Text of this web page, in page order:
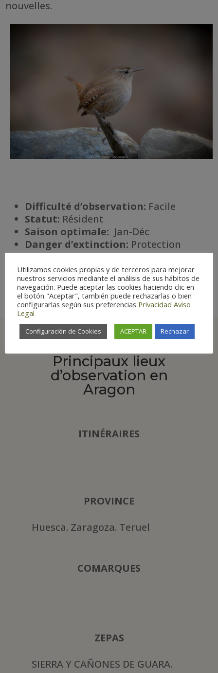
nouvelles.
Difficulté d’observation: Facile
Statut: Résident
Saison optimale: Jan-Déc
Danger d’extinction: Protection
spéciale
Habitat:Forestier
Principaux lieux
d’observation en
Aragon
ITINÉRAIRES
PROVINCE
Huesca. Zaragoza. Teruel
COMARQUES
ZEPAS
SIERRA Y CAÑONES DE GUARA.
Utilizamos cookies propias y de terceros para mejorar
nuestros servicios mediante el análisis de sus hábitos de
navegación. Puede aceptar las cookies haciendo clic en
el botón "Aceptar", también puede rechazarlas o bien
configurarlas según sus preferencias Privacidad Aviso
Legal
Configuración de Cookies ACEPTAR Rechazar